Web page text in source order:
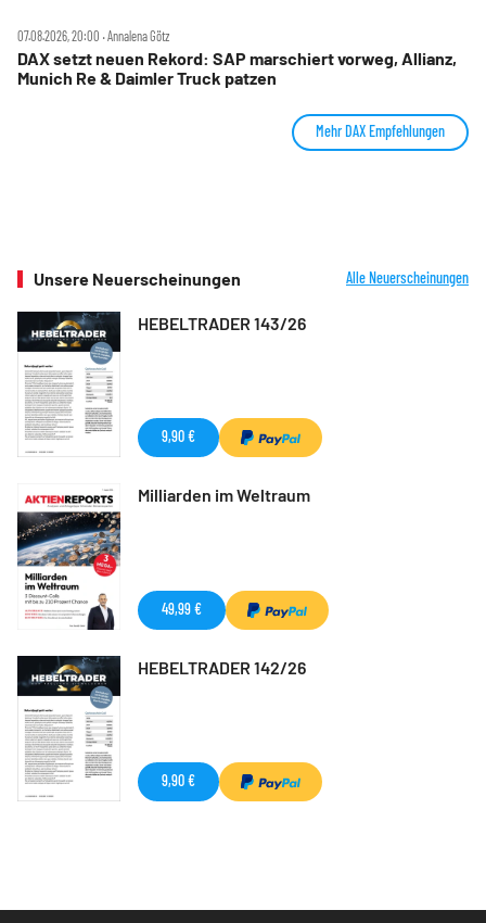
07.08.2026, 20:00 ‧ Annalena Götz
DAX setzt neuen Rekord: SAP marschiert vorweg, Allianz,
Munich Re & Daimler Truck patzen
Mehr DAX Empfehlungen
Unsere Neuerscheinungen Alle Neuerscheinungen
HEBELTRADER 143/26
9,90 €
Milliarden im Weltraum
49,99 €
HEBELTRADER 142/26
9,90 €